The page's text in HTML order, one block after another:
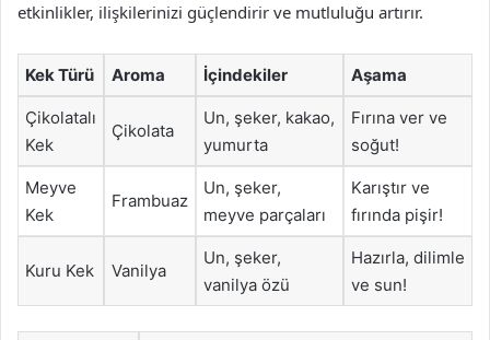
etkinlikler, ilişkilerinizi güçlendirir ve mutluluğu artırır.
Kek Türü Aroma İçindekiler Aşama
Çikolatalı
Kek
Çikolata
Un, şeker, kakao,
yumurta
Fırına ver ve
soğut!
Meyve
Kek
Frambuaz
Un, şeker,
meyve parçaları
Karıştır ve
fırında pişir!
Kuru Kek Vanilya
Un, şeker,
vanilya özü
Hazırla, dilimle
ve sun!